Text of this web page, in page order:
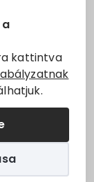
kattintva